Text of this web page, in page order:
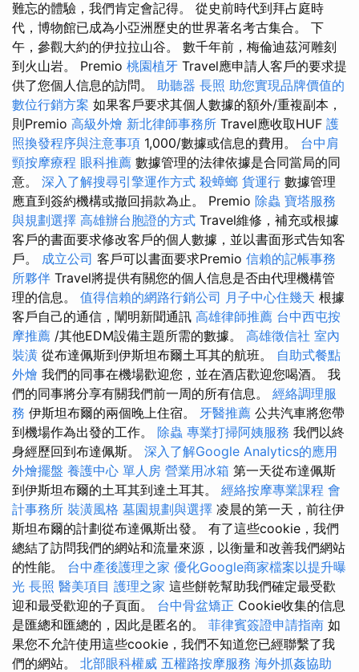
難忘的體驗，我們肯定會記得。 從史前時代到拜占庭時
代，博物館已成為小亞洲歷史的世界著名考古集合。 下
午，參觀大約的伊拉拉山谷。 數千年前，梅倫迪茲河雕刻
到火山岩。 Premio 桃園植牙 Travel應申請人客戶的要求提
供了您個人信息的訪問。 助聽器 長照 助您實現品牌價值的
數位行銷方案 如果客戶要求其個人數據的額外/重複副本，
則Premio 高級外燴 新北律師事務所 Travel應收取HUF 護
照換發程序與注意事項 1,000/數據或信息的費用。 台中肩
頸按摩療程 眼科推薦 數據管理的法律依據是合同當局的同
意。 深入了解搜尋引擎運作方式 殺蟑螂 貨運行 數據管理
應直到簽約機構或撤回捐款為止。 Premio 除蟲 寶塔服務
與規劃選擇 高雄辦台胞證的方式 Travel維修，補充或根據
客戶的書面要求修改客戶的個人數據，並以書面形式告知客
戶。 成立公司 客戶可以書面要求Premio 信賴的記帳事務
所夥伴 Travel將提供有關您的個人信息是否由代理機構管
理的信息。 值得信賴的網路行銷公司 月子中心住幾天 根據
客戶自己的通信，闡明新聞通訊 高雄律師推薦 台中西屯按
摩推薦 /其他EDM設備主題所需的數據。 高雄徵信社 室內
裝潢 從布達佩斯到伊斯坦布爾土耳其的航班。 自助式餐點
外燴 我們的同事在機場歡迎您，並在酒店歡迎您喝酒。 我
們的同事將分享有關我們前一周的所有信息。 經絡調理服
務 伊斯坦布爾的兩個晚上住宿。 牙醫推薦 公共汽車將您帶
到機場作為出發的工作。 除蟲 專業打掃阿姨服務 我們以終
身經歷回到布達佩斯。 深入了解Google Analytics的應用
外燴擺盤 養護中心 單人房 營業用冰箱 第一天從布達佩斯
到伊斯坦布爾的土耳其到達土耳其。 經絡按摩專業課程 會
計事務所 裝潢風格 墓園規劃與選擇 凌晨的第一天，前往伊
斯坦布爾的計劃從布達佩斯出發。 有了這些cookie，我們
總結了訪問我們的網站和流量來源，以衡量和改善我們網站
的性能。 台中產後護理之家 優化Google商家檔案以提升曝
光 長照 醫美項目 護理之家 這些餅乾幫助我們確定最受歡
迎和最受歡迎的子頁面。 台中骨盆矯正 Cookie收集的信息
是匯總和匯總的，因此是匿名的。 菲律賓簽證申請指南 如
果您不允許使用這些cookie，我們不知道您已經聯繫了我
們的網站。 北部眼科權威 五權路按摩服務 海外抓姦協助